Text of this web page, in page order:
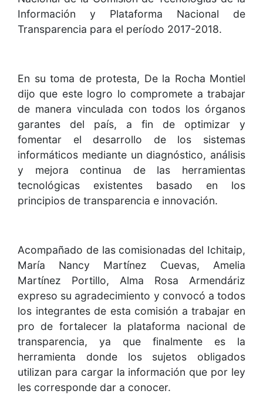
Información y Plataforma Nacional de
Transparencia para el período 2017-2018.
En su toma de protesta, De la Rocha Montiel
dijo que este logro lo compromete a trabajar
de manera vinculada con todos los órganos
garantes del país, a fin de optimizar y
fomentar el desarrollo de los sistemas
informáticos mediante un diagnóstico, análisis
y mejora continua de las herramientas
tecnológicas existentes basado en los
principios de transparencia e innovación.
Acompañado de las comisionadas del Ichitaip,
María Nancy Martínez Cuevas, Amelia
Martínez Portillo, Alma Rosa Armendáriz
expreso su agradecimiento y convocó a todos
los integrantes de esta comisión a trabajar en
pro de fortalecer la plataforma nacional de
transparencia, ya que finalmente es la
herramienta donde los sujetos obligados
utilizan para cargar la información que por ley
les corresponde dar a conocer.